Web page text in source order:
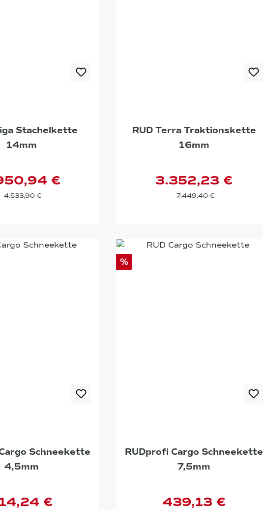
Stachelkette
14mm
€
4.533,90 €
RUD Terra Traktionskette
16mm
3.352,23 €
7.449,40 €
Schneekette
4,5mm
€
%
RUDprofi Cargo Schneekette
7,5mm
439,13 €